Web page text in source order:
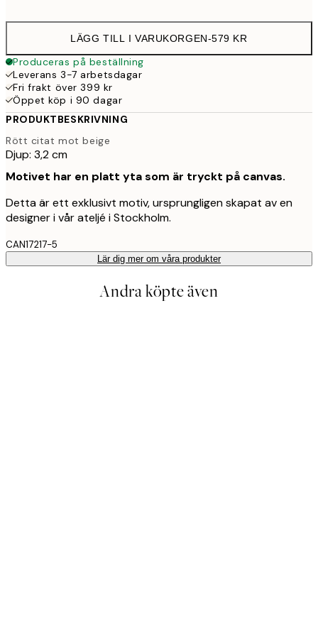
LÄGG TILL I VARUKORGEN-579 KR
Produceras på beställning
Leverans 3-7 arbetsdagar
Fri frakt över 399 kr
Öppet köp i 90 dagar
PRODUKTBESKRIVNING
Rött citat mot beige
Djup: 3,2 cm
Motivet har en platt yta som är tryckt på canvas.
Detta är ett exklusivt motiv, ursprungligen skapat av en
designer i vår ateljé i Stockholm.
CAN17217-5
Lär dig mer om våra produkter
Andra köpte även